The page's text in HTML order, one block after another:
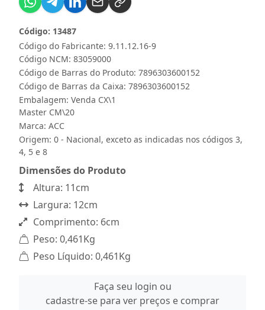
Código do Fabricante: 9.11.12.16-9
Código: 13487
Código NCM: 83059000
Código de Barras do Produto: 7896303600152
Código de Barras da Caixa: 7896303600152
Embalagem: Venda CX\1
Master CM\20
Marca: ACC
Origem: 0 - Nacional, exceto as indicadas nos códigos 3,
4, 5 e 8
Dimensões do Produto
Altura: 11cm
Largura: 12cm
Comprimento: 6cm
Peso: 0,461Kg
Peso Líquido: 0,461Kg
Faça seu login ou
cadastre-se para ver preços e comprar